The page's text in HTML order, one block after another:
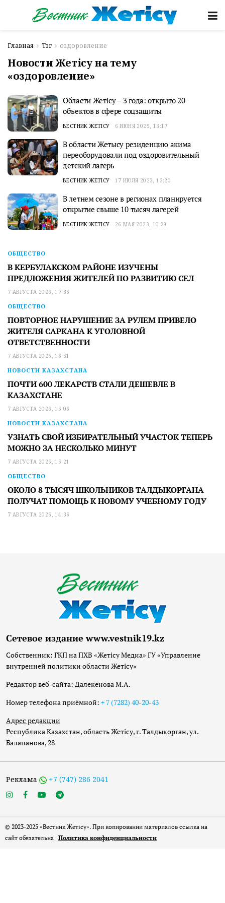
Главная Тэг оздоровление
Новости Жетісу на тему
«оздоровление»
Области Жетісу – 3 года: открыто 20
объектов в сфере соцзащиты
ВЕСТНИК ЖЕТІСУ 6 ИЮНЯ 2025, 13:17
В области Жетысу резиденцию акима
переоборудовали под оздоровительный
детский лагерь
ВЕСТНИК ЖЕТІСУ 17 ИЮЛЯ 2023, 13:20
В летнем сезоне в регионах планируется
открытие свыше 10 тысяч лагерей
ВЕСТНИК ЖЕТІСУ 26 МАЯ 2023, 10:39
ОБЩЕСТВО
В КЕРБУЛАКСКОМ РАЙОНЕ ИЗУЧЕНЫ
ПРЕДЛОЖЕНИЯ ЖИТЕЛЕЙ ПО РАЗВИТИЮ СЕЛ
7 АВГУСТА 2026, 17:36
ОБЩЕСТВО
ПОВТОРНОЕ НАРУШЕНИЕ ЗА РУЛЕМ ПРИВЕЛО
ЖИТЕЛЯ САРКАНА К УГОЛОВНОЙ
ОТВЕТСТВЕННОСТИ
7 АВГУСТА 2026, 16:51
НОВОСТИ КАЗАХСТАНА
ПОЧТИ 600 ЛЕКАРСТВ СТАЛИ ДЕШЕВЛЕ В
КАЗАХСТАНЕ
7 АВГУСТА 2026, 16:06
НОВОСТИ КАЗАХСТАНА
УЗНАТЬ СВОЙ ИЗБИРАТЕЛЬНЫЙ УЧАСТОК ТЕПЕРЬ
МОЖНО ЗА НЕСКОЛЬКО МИНУТ
7 АВГУСТА 2026, 15:21
ОБЩЕСТВО
ОКОЛО 8 ТЫСЯЧ ШКОЛЬНИКОВ ТАЛДЫКОРГАНА
ПОЛУЧАТ ПОМОЩЬ К НОВОМУ УЧЕБНОМУ ГОДУ
7 АВГУСТА 2026, 14:36
Сетевое издание www.vestnik19.kz
Собственник: ГКП на ПХВ «Жетісу Медиа» ГУ «Управление
внутренней политики области Жетісу»
Редактор веб-сайта: Далекенова М.А.
Номер телефона приёмной: + 7 (7282) 40-20-43
Адрес редакции
Республика Казахстан, область Жетісу, г. Талдыкорган, ул.
Балапанова, 28
Реклама +7 (747) 286 2041
© 2023-2025 «Вестник Жетісу». При копировании материалов ссылка на
сайт обязательна | Политика конфиденциальности